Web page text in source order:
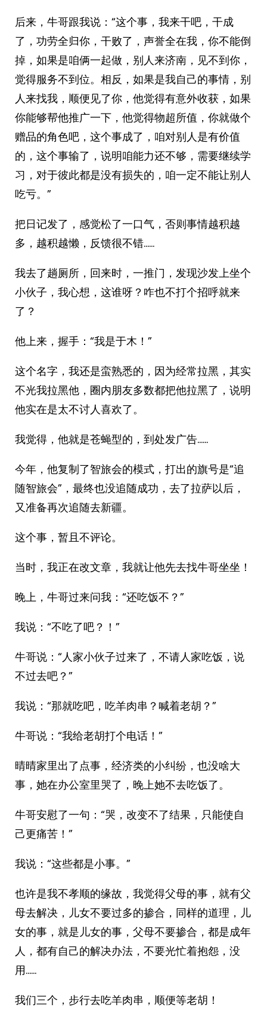
后来，牛哥跟我说：“这个事，我来干吧，干成
了，功劳全归你，干败了，声誉全在我，你不能倒
掉，如果是咱俩一起做，别人来济南，见不到你，
觉得服务不到位。相反，如果是我自己的事情，别
人来找我，顺便见了你，他觉得有意外收获，如果
你能够帮他推广一下，他觉得物超所值，你就做个
赠品的角色吧，这个事成了，咱对别人是有价值
的，这个事输了，说明咱能力还不够，需要继续学
习，对于彼此都是没有损失的，咱一定不能让别人
吃亏。”
把日记发了，感觉松了一口气，否则事情越积越
多，越积越懒，反馈很不错……
我去了趟厕所，回来时，一推门，发现沙发上坐个
小伙子，我心想，这谁呀？咋也不打个招呼就来
了？
他上来，握手：“我是于木！”
这个名字，我还是蛮熟悉的，因为经常拉黑，其实
不光我拉黑他，圈内朋友多数都把他拉黑了，说明
他实在是太不讨人喜欢了。
我觉得，他就是苍蝇型的，到处发广告……
今年，他复制了智旅会的模式，打出的旗号是“追
随智旅会”，最终也没追随成功，去了拉萨以后，
又准备再次追随去新疆。
这个事，暂且不评论。
当时，我正在改文章，我就让他先去找牛哥坐坐！
晚上，牛哥过来问我：“还吃饭不？”
我说：“不吃了吧？！”
牛哥说：“人家小伙子过来了，不请人家吃饭，说
不过去吧？”
我说：“那就吃吧，吃羊肉串？喊着老胡？”
牛哥说：“我给老胡打个电话！”
晴晴家里出了点事，经济类的小纠纷，也没啥大
事，她在办公室里哭了，晚上她不去吃饭了。
牛哥安慰了一句：“哭，改变不了结果，只能使自
己更痛苦！”
我说：“这些都是小事。”
也许是我不孝顺的缘故，我觉得父母的事，就有父
母去解决，儿女不要过多的掺合，同样的道理，儿
女的事，就是儿女的事，父母不要掺合，都是成年
人，都有自己的解决办法，不要光忙着抱怨，没
用……
我们三个，步行去吃羊肉串，顺便等老胡！